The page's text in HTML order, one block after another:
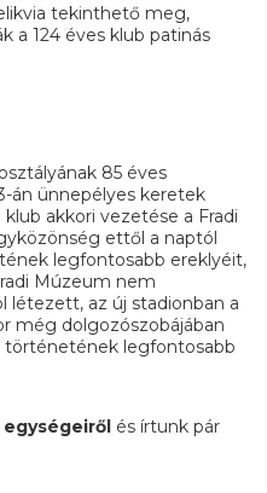
tekinthető meg,
a 124 éves klub patinás
85 éves
án ünnepélyes keretek
akkori vezetése a Fradi
ettől a naptól
legfontosabb ereklyéit,
Múzeum nem
létezett, az új stadionban a
még dolgozószobájában
történetének legfontosabb
és írtunk pár